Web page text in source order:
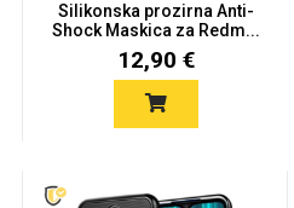
Silikonska prozirna Anti-
Shock Maskica za Redm...
12,90 €
Apstraktni motivi